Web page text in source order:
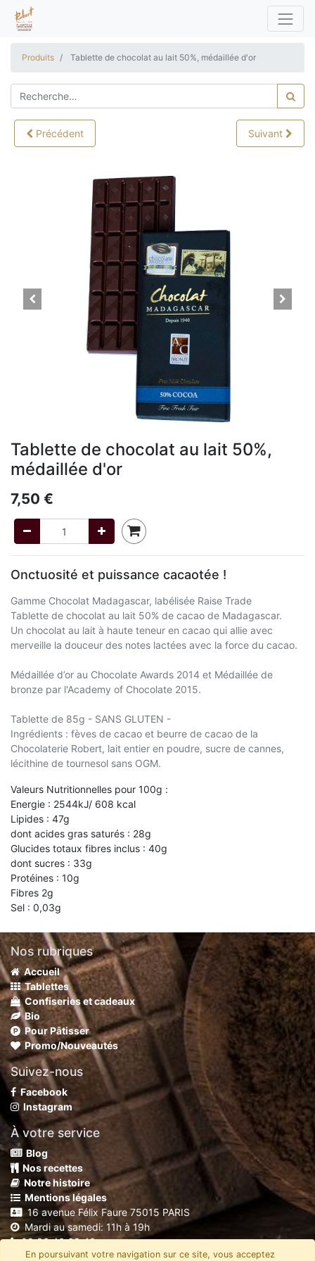
Produits Tablette de chocolat au lait 50%, médaillée d'or
Précédent Suivant
Tablette de chocolat au lait 50%,
médaillée d'or
7,50 €
Onctuosité et puissance cacaotée !
Gamme Chocolat Madagascar, labélisée Raise Trade
Tablette de chocolat au lait 50% de cacao de Madagascar.
Un chocolat au lait à haute teneur en cacao qui allie avec
merveille la douceur des notes lactées avec la force du cacao.
Médaillée d’or au Chocolate Awards 2014 et Médaillée de
bronze par l'Academy of Chocolate 2015.
Tablette de 85g - SANS GLUTEN -
Ingrédients : fèves de cacao et beurre de cacao de la
Chocolaterie Robert, lait entier en poudre, sucre de cannes,
lécithine de tournesol sans OGM.
Valeurs Nutritionnelles pour 100g :
Energie : 2544kJ/ 608 kcal
Lipides : 47g
dont acides gras saturés : 28g
Glucides totaux fibres inclus : 40g
dont sucres : 33g
Protéines : 10g
Fibres 2g
Sel : 0,03g
En poursuivant votre navigation sur ce site, vous acceptez
Nos rubriques
Accueil
Tablettes
Confiseries et cadeaux
Bio
Pour Pâtisser
Promo/Nouveautés
Suivez-nous
Facebook
Instagram
À votre service
Blog
Nos recettes
Notre histoire
Mentions légales
16 avenue Félix Faure 75015 PARIS
Mardi au samedi: 11h à 19h
09 86 46 63 40
shop@chocolaterierobert.fr